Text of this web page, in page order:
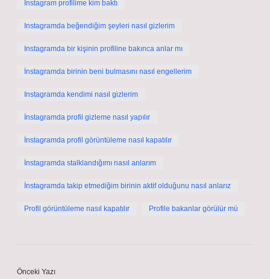
Instagram profilime kim baktı
Instagramda beğendiğim şeyleri nasıl gizlerim
Instagramda bir kişinin profiline bakınca anlar mı
İnstagramda birinin beni bulmasını nasıl engellerim
Instagramda kendimi nasıl gizlerim
İnstagramda profil gizleme nasıl yapılır
İnstagramda profil görüntüleme nasıl kapatılır
İnstagramda stalklandığımı nasıl anlarım
İnstagramda takip etmediğim birinin aktif olduğunu nasıl anlarız
Profil görüntüleme nasıl kapatılır Profile bakanlar görülür mü
Önceki Yazı